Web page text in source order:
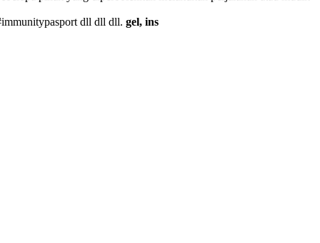
dll dll dll. gel, ins